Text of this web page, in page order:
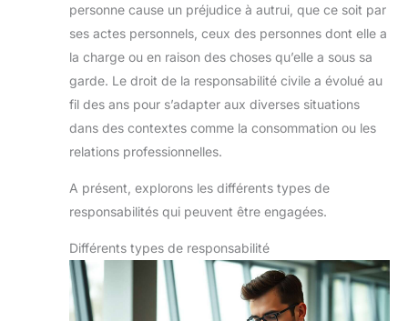
personne cause un préjudice à autrui, que ce soit par
ses actes personnels, ceux des personnes dont elle a
la charge ou en raison des choses qu’elle a sous sa
garde. Le droit de la responsabilité civile a évolué au
fil des ans pour s’adapter aux diverses situations
dans des contextes comme la consommation ou les
relations professionnelles.
A présent, explorons les différents types de
responsabilités qui peuvent être engagées.
Différents types de responsabilité